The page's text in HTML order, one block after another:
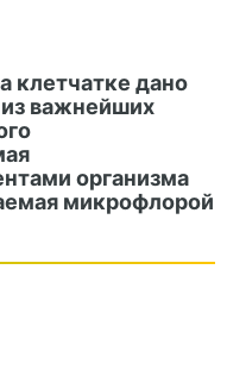
клетчатке дано
важнейших
организма
микрофлорой